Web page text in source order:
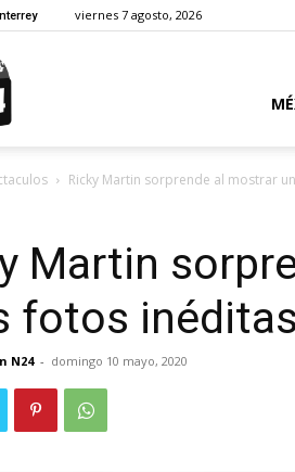
viernes 7 agosto, 2026
Ricky Martin sorprende al mostrar
Martin
fotos
N24 - domingo 10 mayo, 2020